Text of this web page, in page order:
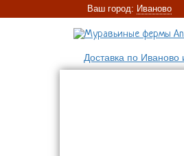
Ваш город: Иваново
Доставка по Иваново